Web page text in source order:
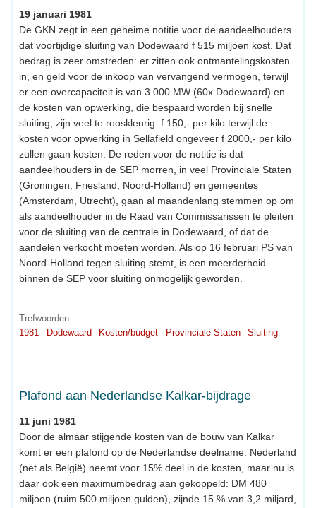
19 januari 1981
De GKN zegt in een geheime notitie voor de aandeelhouders
dat voortijdige sluiting van Dodewaard f 515 miljoen kost. Dat
bedrag is zeer omstreden: er zitten ook ontmantelingskosten
in, en geld voor de inkoop van vervangend vermogen, terwijl
er een overcapaciteit is van 3.000 MW (60x Dodewaard) en
de kosten van opwerking, die bespaard worden bij snelle
sluiting, zijn veel te rooskleurig: f 150,- per kilo terwijl de
kosten voor opwerking in Sellafield ongeveer f 2000,- per kilo
zullen gaan kosten. De reden voor de notitie is dat
aandeelhouders in de SEP morren, in veel Provinciale Staten
(Groningen, Friesland, Noord-Holland) en gemeentes
(Amsterdam, Utrecht), gaan al maandenlang stemmen op om
als aandeelhouder in de Raad van Commissarissen te pleiten
voor de sluiting van de centrale in Dodewaard, of dat de
aandelen verkocht moeten worden. Als op 16 februari PS van
Noord-Holland tegen sluiting stemt, is een meerderheid
binnen de SEP voor sluiting onmogelijk geworden.
Trefwoorden:
1981
Dodewaard Kosten/budget Provinciale Staten Sluiting
Plafond aan Nederlandse Kalkar-bijdrage
11 juni 1981
Door de almaar stijgende kosten van de bouw van Kalkar
komt er een plafond op de Nederlandse deelname. Nederland
(net als België) neemt voor 15% deel in de kosten, maar nu is
daar ook een maximumbedrag aan gekoppeld: DM 480
miljoen (ruim 500 miljoen gulden), zijnde 15 % van 3,2 miljard,